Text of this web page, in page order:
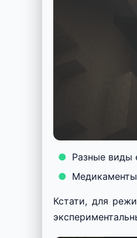
Разные виды
Медикаменты
Кстати, для